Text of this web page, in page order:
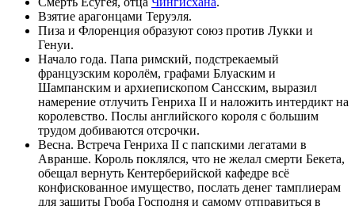
Взятие арагонцами Теруэля.
Пиза и Флоренция образуют союз против Лукки и
Генуи.
Начало года. Папа римский, подстрекаемый
французским королём, графами Блуаским и
Шампанским и архиепископом Сансским, выразил
намерение отлучить Генриха II и наложить интердикт на
королевство. Послы английского короля с большим
трудом добиваются отсрочки.
Весна. Встреча Генриха II с папскими легатами в
Авранше. Король поклялся, что не желал смерти Бекета,
обещал вернуть Кентерберийской кафедре всё
конфискованное имущество, послать денег тамплиерам
для защиты Гроба Господня и самому отправиться в